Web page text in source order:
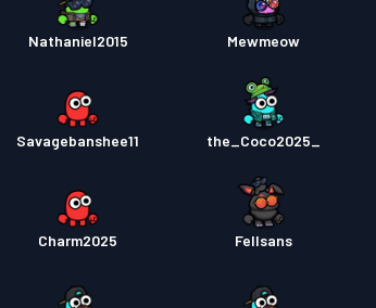
Nathaniel2015 Mewmeow
Savagebanshee11 the_Coco2025_
Charm2025 Fellsans